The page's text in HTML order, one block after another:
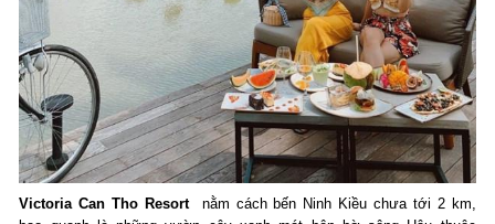
Victoria Can Tho Resortnằm cách bến Ninh Kiều chưa tới 2 km,